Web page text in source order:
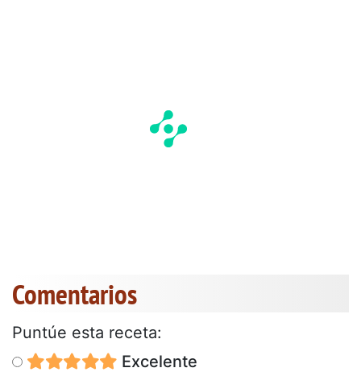
Comentarios
Puntúe esta receta:
Excelente